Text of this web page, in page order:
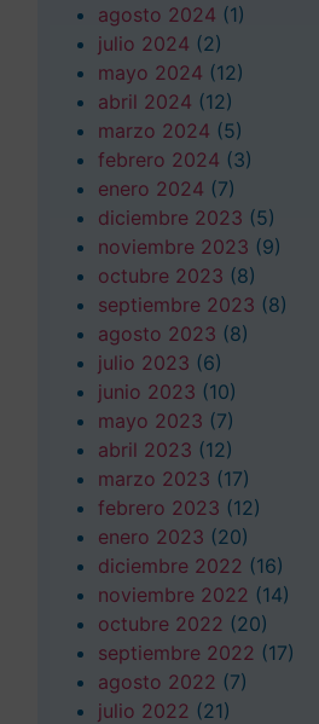
agosto 2024 (1)
julio 2024 (2)
mayo 2024 (12)
abril 2024 (12)
marzo 2024 (5)
febrero 2024 (3)
enero 2024 (7)
diciembre 2023 (5)
noviembre 2023 (9)
octubre 2023 (8)
septiembre 2023 (8)
agosto 2023 (8)
julio 2023 (6)
junio 2023 (10)
mayo 2023 (7)
abril 2023 (12)
marzo 2023 (17)
febrero 2023 (12)
enero 2023 (20)
diciembre 2022 (16)
noviembre 2022 (14)
octubre 2022 (20)
septiembre 2022 (17)
agosto 2022 (7)
julio 2022 (21)